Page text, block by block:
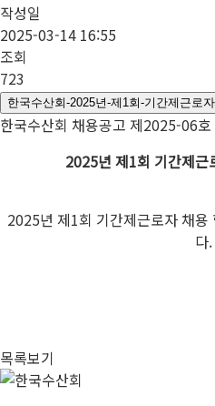
작성일
2025-03-14 16:55
조회
723
한국수산회-2025년-제1회-기간제근로
한국수산회 채용공고 제2025-06호
2025년 제1회 기간제근
2025년 제1회 기간제근로자 채용
다.
목록보기